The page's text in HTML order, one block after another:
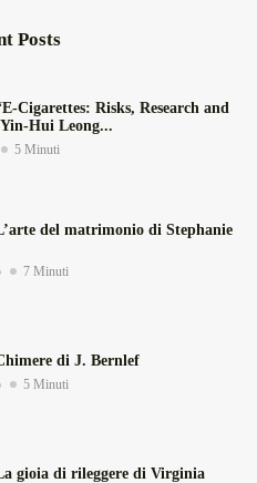
Posts
Risks, Research and
Leong...
5 Minuti
del matrimonio di Stephanie
7 Minuti
di J. Bernlef
5 Minuti
gioia di rileggere di Virginia